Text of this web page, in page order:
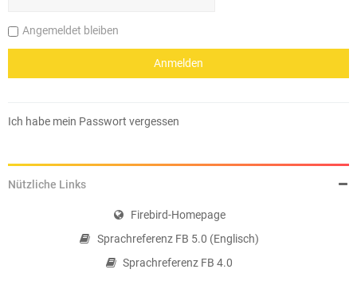
Angemeldet bleiben
Ich habe mein Passwort vergessen
Nützliche Links
Firebird-Homepage
Sprachreferenz FB 5.0 (Englisch)
Sprachreferenz FB 4.0